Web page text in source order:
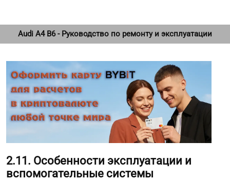
Audi A4 B6 - Руководство по ремонту и эксплуатации
2.11. Особенности эксплуатации и
вспомогательные системы